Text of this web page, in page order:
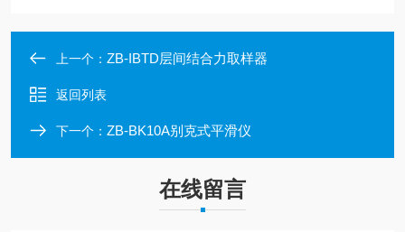
上一个： ZB-IBTD层间结合力取样器
返回列表
下一个： ZB-BK10A别克式平滑仪
在线留言